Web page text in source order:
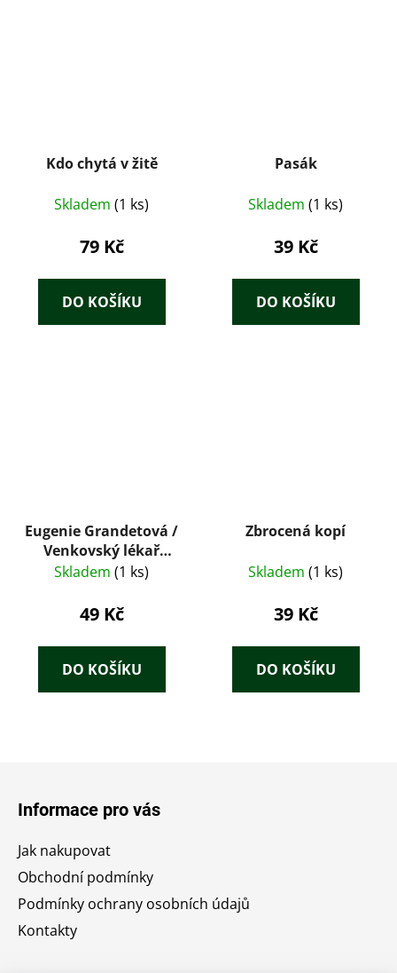
Kdo chytá v žitě
Skladem (1 ks)
79 Kč
DO KOŠÍKU
Pasák
Skladem (1 ks)
39 Kč
DO KOŠÍKU
Eugenie Grandetová /
Venkovský lékař
(1929) – Honoré de
František Tichý
Skladem (1 ks)
49 Kč
DO KOŠÍKU
Zbrocená kopí
Skladem (1 ks)
39 Kč
DO KOŠÍKU
Informace pro vás
Jak nakupovat
Obchodní podmínky
Podmínky ochrany osobních údajů
Kontakty